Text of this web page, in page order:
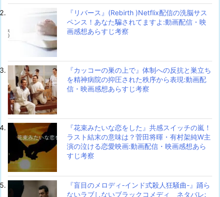
『リバース』(Rebirth )Netflix配信の洗脳サス
ペンス！あなた騙されてますよ:動画配信・映
画感想あらすじ考察
『カッコーの巣の上で』体制への反抗と巣立ち
を精神病院の抑圧された秩序から表現:動画配
信・映画感想あらすじ考察
『花束みたいな恋をした』共感スイッチの嵐！
ラスト結末の意味は？菅田将暉・有村架純W主
演の泣ける恋愛映画:動画配信・映画感想あら
すじ考察
『盲目のメロディ-インド式殺人狂騒曲-』踊ら
ないラブしないブラックコメディ ネタバレ: